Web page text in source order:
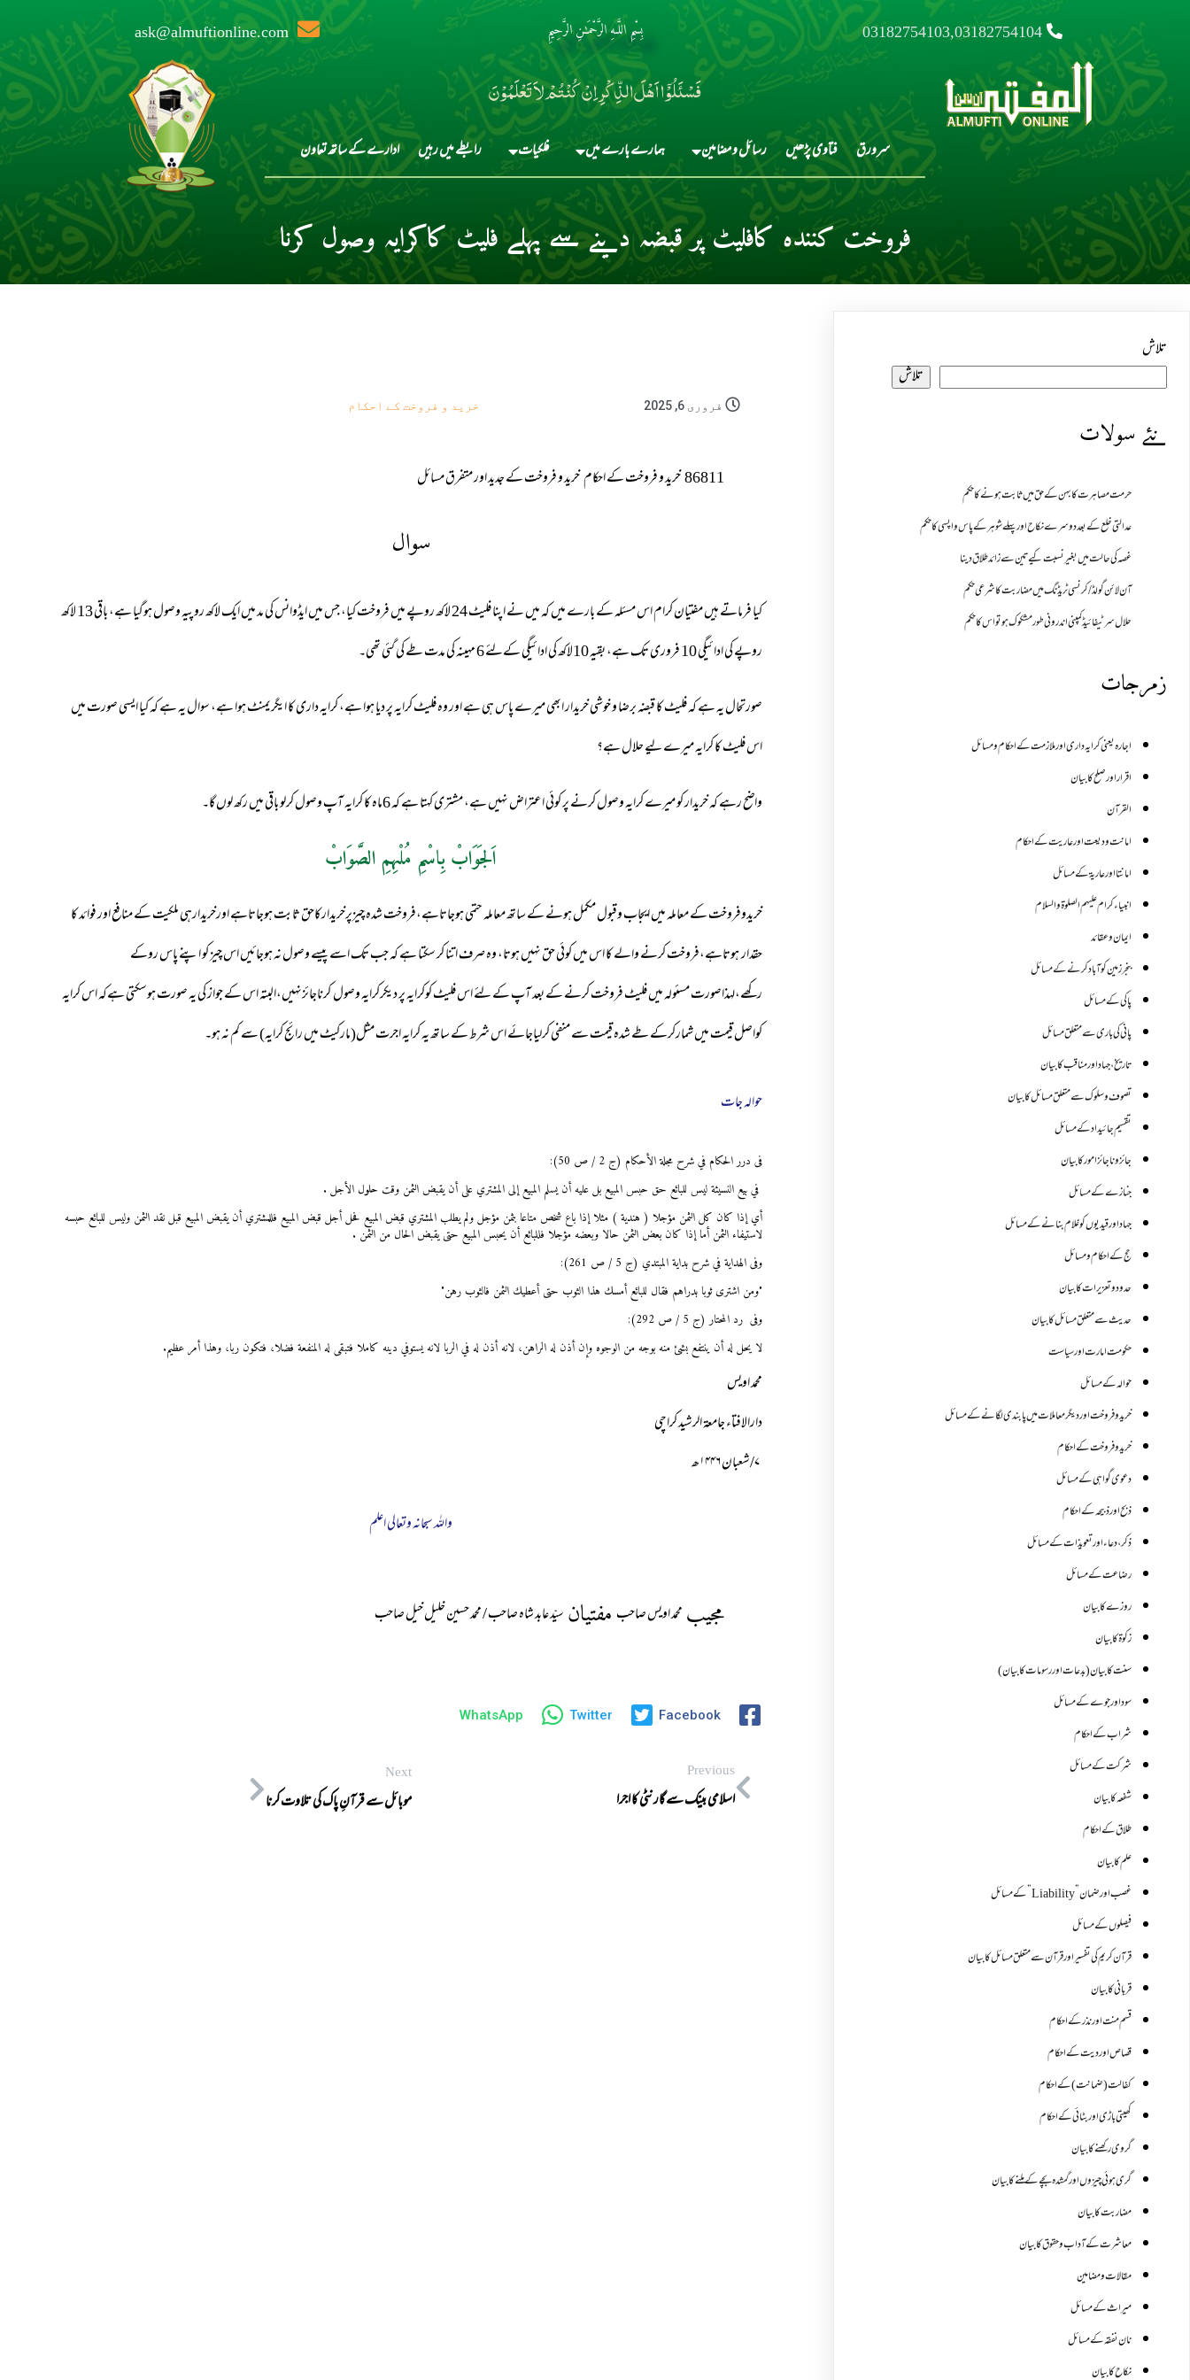
03182754103,03182754104 بِسْمِ اللَّـهِ الرَّحْمَـٰنِ الرَّحِيمِ ask@almuftionline.com
فَسْئَلُوْٓا اَہْلَ الذِّکْرِ اِنْ کُنْتُمْ لاَ تَعْلَمُوْنَ
سرورق فتاوی پڑھیں رسائل و مضامین ہمارے بارے میں فلکیات رابطے میں رہیں ادارے کے ساتھ تعاون
فروخت کنندہ کافلیٹ پر قبضہ دینے سے پہلے فلیٹ کاکرایہ وصول کرنا
فروری 6, 2025 خرید و فروخت کے احکام
86811خرید و فروخت کے احکامخرید و فروخت کے جدید اور متفرق مسائل
سوال
کیا فرماتے ہیں مفتیان کرام اس مسئلہ کے بارے میں کہ میں نے اپنا فلیٹ 24 لاکھ روپے میں فروخت کیا، جس میں ایڈوانس کی مد میں ایک لاکھ روپیہ وصول ہوگیا ہے، باقی 13 لاکھ
روپے کی ادائیگی 10 فروری تک ہے، بقیہ 10لاکھ کی ادائیگی کےلئے 6 مہینہ کی مدت طے کی گئی تھی۔
صورتحال یہ ہے کہ فلیٹ کا قبضہ برضا و خوشی خریدار ابھی میرے پاس ہی ہے اور وہ فلیٹ کرایہ پر دیا ہوا ہے، کرایہ داری کا ایگریمنٹ ہوا ہے، سوال یہ ہے کہ کیا ایسی صورت میں
اس فلیٹ کا کرایہ میرے لیے حلال ہے؟
واضح رہے کہ خریدار کو میرے کرایہ وصول کرنے پر کوئی اعتراض نہیں ہے، مشتری کہتا ہے کہ 6ماہ کا کرایہ آپ وصول کرلو باقی میں رکھ لوں گا۔
اَلجَوَابْ بِاسْمِ مُلْہِمِ الصَّوَابْ
خریدوفروخت کے معاملہ میں ایجاب وقبول مکمل ہونے کے ساتھ معاملہ حتمی ہوجاتاہے،فروخت شدہ چیزپرخریدارکاحق ثابت ہوجاتاہے اورخریدارہی ملکیت کے منافع اور فوائد کا
حقدار ہوتاہے،فروخت کرنے والے کا اس میں کوئی حق نہیں ہوتا، وہ صرف اتنا کر سکتا ہے کہ جب تک اسے پیسے وصول نہ ہوجائیں اس چیز کو اپنے پاس روکے
رکھے،لہذاصورت مسئولہ میں فلیٹ فروخت کرنے کے بعد آپ کے لئے اس فلیٹ کوکرایہ پر دیکرکرایہ وصول کرناجائزنہیں،البتہ اس کے جواز کی یہ صورت ہوسکتی ہےکہ اس کرایہ
کواصل قیمت میں شمارکرکے طے شدہ قیمت سے منفی کرلیاجائے اس شرط کے ساتھ یہ کرایہ اجرت مثل(مارکیٹ میں رائج کرایہ) سے کم نہ ہو۔
حوالہ جات
فی درر الحكام في شرح مجلة الأحكام (ج 2 / ص 50):
في بيع النسيئة ليس للبائع حق حبس المبيع بل عليه أن يسلم المبيع إلى المشتري على أن يقبض الثمن وقت حلول الأجل .
أي إذا كان كل الثمن مؤجلا ( هندية ) مثلا إذا باع شخص متاعا بثمن مؤجل ولم يطلب المشتري قبض المبيع فحل أجل قبض المبيع فللمشتري أن يقبض المبيع قبل نقد الثمن وليس للبائع حبسه
لاستيفاء الثمن أما إذا كان بعض الثمن حالا وبعضه مؤجلا فللبائع أن يحبس المبيع حتى يقبض الحال من الثمن .
وفی الهداية في شرح بداية المبتدي (ج 5 / ص 261):
"ومن اشترى ثوبا بدراهم فقال للبائع أمسك هذا الثوب حتى أعطيك الثمن فالثوب رهن"
وفی رد المحتار (ج 5 / ص 292):
لا يحل له أن ينتفع بشئ منه بوجه من الوجوه وإن أذن له الراهن، لانه أذن له في الربا لانه يستوفي دينه كاملا فتبقى له المنفعة فضلا، فتكون ربا، وهذا أمر عظيم.
محمد اویس
دارالافتاء جامعة الرشید کراچی
۷/شعبان ۱۴۴۶ھ
واللہ سبحانہ وتعالی اعلم
مجیب محمد اویس صاحب مفتیان سیّد عابد شاہ صاحب / محمد حسین خلیل خیل صاحب
Facebook
Twitter
WhatsApp
Previous
اسلامی بینک سے گارنٹی کا اجرا
Next
موبائل سے قرآنِ پاک کی تلاوت کرنا
تلاش
تلاش
نئے سولات
حرمت مصاہرت کا بہن کے حق میں ثابت ہونے کا حکم
عدالتی خلع کے بعد دوسرے نکاح اور پہلے شوہر کے پاس واپسی کا حکم
غصہ کی حالت میں بغیر نسبت کیے تین سے زائد طلاق دینا
آن لائن گولڈ /کرنسی ٹریڈنگ میں مضاربت کا شرعی حکم
حلال سرٹیفائیڈ کمپنی اندرونی طور مشکوک ہو تو اس کا حکم
زمرجات
اجارہ یعنی کرایہ داری اور ملازمت کے احکام و مسائل
اقرار اور صلح کا بیان
القرآن
امانت ودیعت اورعاریت کے احکام
امانتا اور عاریة کے مسائل
انبیاء کرام علیہم الصلوۃ والسلام
ایمان وعقائد
بنجر زمین کو آباد کرنے کے مسائل
پاکی کے مسائل
پانی کی باری سے متعلق مسائل
تاریخ،جہاد اور مناقب کا بیان
تصوف و سلوک سے متعلق مسائل کا بیان
تقسیم جائیداد کے مسائل
جائز و ناجائزامور کا بیان
جنازے کےمسائل
جہاد اور قیدیوں کو غلام بنانے کے مسائل
حج کے احکام ومسائل
حدود و تعزیرات کا بیان
حدیث سے متعلق مسائل کا بیان
حکومت امارت اور سیاست
حوالہ کے مسائل
خرید و فروخت اور دیگر معاملات میں پابندی لگانے کے مسائل
خرید و فروخت کے احکام
دعوی گواہی کے مسائل
ذبح اور ذبیحہ کے احکام
ذکر،دعاء اور تعویذات کے مسائل
رضاعت کے مسائل
روزے کا بیان
زکوة کابیان
سنت کا بیان (بدعات اور رسومات کا بیان)
سود اور جوے کے مسائل
شراب کے احکام
شرکت کے مسائل
شفعہ کا بیان
طلاق کے احکام
علم کا بیان
غصب اورضمان”Liability” کے مسائل
فیصلوں کے مسائل
قرآن کریم کی تفسیر اور قرآن سے متعلق مسائل کا بیان
قربانی کا بیان
قسم منت اور نذر کے احکام
قصاص اور دیت کے احکام
کفالت (ضمانت) کے احکام
کھیتی باڑی اور بٹائی کے احکام
گروی رکھنے کا بیان
گری ہوئی چیزوں اورگمشدہ بچے کے ملنے کا بیان
مضاربت کا بیان
معاشرت کے آداب و حقوق کا بیان
مقالات ومضامین
میراث کے مسائل
نان نفقہ کے مسائل
نکاح کا بیان